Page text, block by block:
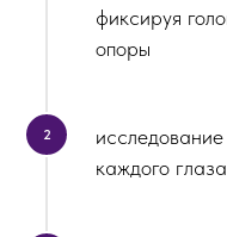
фиксируя
опоры
каждого